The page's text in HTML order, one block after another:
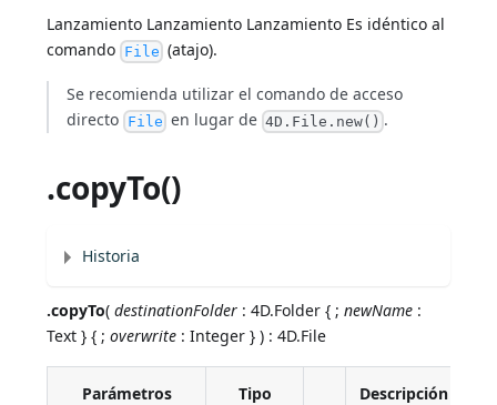
Lanzamiento Lanzamiento Lanzamiento Es idéntico al
comando File (atajo).
Se recomienda utilizar el comando de acceso
directo File en lugar de 4D.File.new() .
.copyTo()
Historia
.copyTo(destinationFolder : 4D.Folder { ;newName :
Text } { ;overwrite : Integer } ) : 4D.File
Parámetros Tipo Descripción